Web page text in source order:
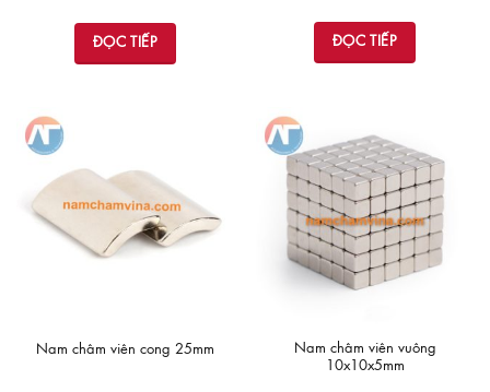
ĐỌC TIẾP ĐỌC TIẾP
Nam châm viên cong 25mm
Nam châm viên vuông
10x10x5mm